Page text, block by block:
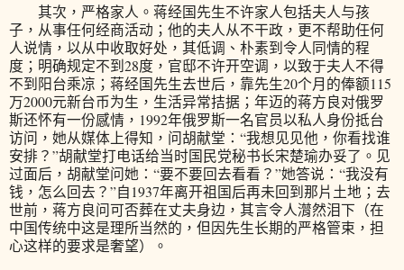
其次，严格家人。蒋经国先生不许家人包括夫人与孩
子，从事任何经商活动；他的夫人从不干政，更不帮助任何
人说情，以从中收取好处，其低调、朴素到令人同情的程
度；明确规定不到28度，官邸不许开空调，以致于夫人不得
不到阳台乘凉；蒋经国先生去世后，靠先生20个月的俸额115
万2000元新台币为生，生活异常拮据；年迈的蒋方良对俄罗
斯还怀有一份感情，1992年俄罗斯一名官员以私人身份抵台
访问，她从媒体上得知，问胡献堂：“我想见见他，你看找谁
安排？”胡献堂打电话给当时国民党秘书长宋楚瑜办妥了。见
过面后，胡献堂问她：“要不要回去看看？”她答说：“我没有
钱，怎么回去？”自1937年离开祖国后再未回到那片土地；去
世前，蒋方良问可否葬在丈夫身边，其言令人潸然泪下（在
中国传统中这是理所当然的，但因先生长期的严格管束，担
心这样的要求是奢望）。